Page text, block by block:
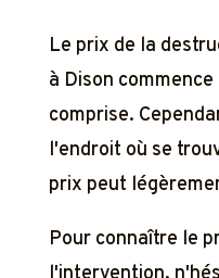
Le prix de la
à Dison
comprise.
l'endroit où se
prix peut
Pour connaître le